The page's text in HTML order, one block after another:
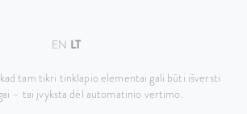
EN LT
tam tikri tinklapio elementai gali būti išversti
– tai įvyksta dėl automatinio vertimo.